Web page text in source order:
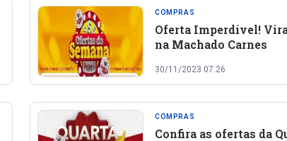
COMPRAS
Oferta Imperdível!
na Machado Carnes
30/11/2023 07:26
COMPRAS
Confira as ofertas da